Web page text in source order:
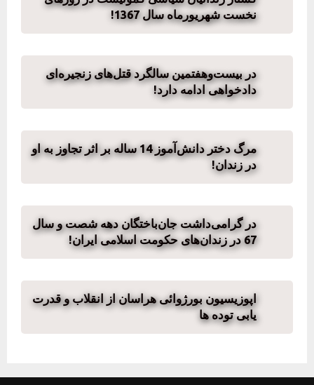
نخست شهریورماه سال 1367!
در بیست‌وهفتمین سالگرد قتل‌های زنجیره‌ای
دادخواهی ادامه دارد!
مرگ دختر دانش‌آموز 14 ساله بر اثر تجاوز به او
در زندان!
در گرامی‌داشت جان‌باختگان دهه شصت و سال
67 در زندان‌های حکومت اسلامی ایران!
اپوزیسیون بورژوائی هراسان از انقلاب و قدرت
یابی توده ها